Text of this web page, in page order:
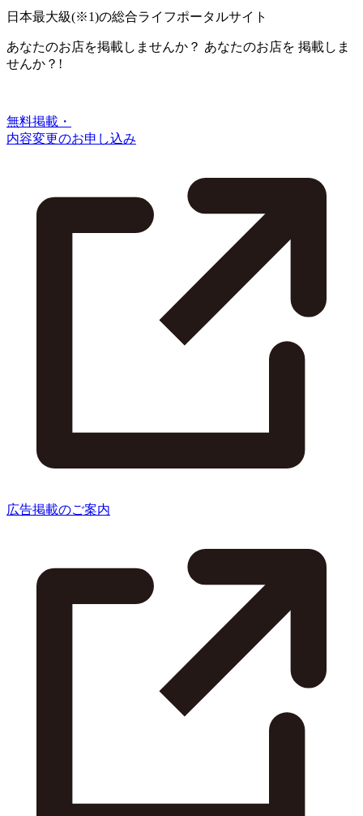
日本最大級(※1)の総合ライフポータルサイト
あなたのお店を掲載しませんか？ あなたのお店を 掲載しま
せんか？!
無料掲載・
内容変更のお申し込み
広告掲載のご案内